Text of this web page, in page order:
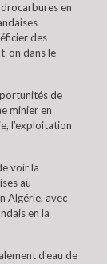
en
des
on dans le
de
minier en
l’exploitation
voir la
au
Algérie, avec
en la
d’eau de